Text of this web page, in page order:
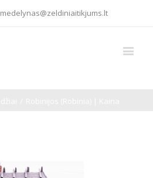
medelynas@zeldiniaitikjums.lt